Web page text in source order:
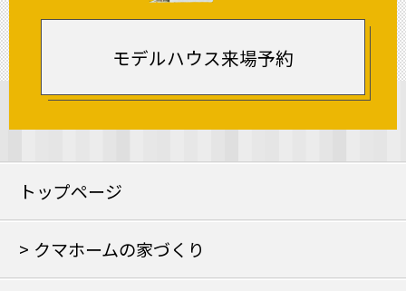
モデルハウス来場予約
トップページ
クマホームの家づくり